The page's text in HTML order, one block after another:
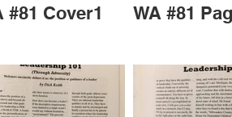
#81 Cover1 WA #81